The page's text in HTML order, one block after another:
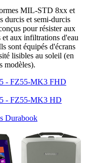
MIL-STD 8xx et
durcis et semi-durcis
pour résister aux
et aux infiltrations d'eau
sont équipés d'écrans
lisibles au soleil (en
modèles).
- FZ55-MK3 FHD
- FZ55-MK3 HD
Durabook